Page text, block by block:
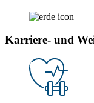
Karriere- und